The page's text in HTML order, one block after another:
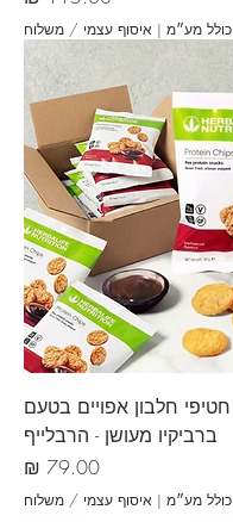
כולל מע״מ | איסוף עצמי / משלוח
מארז 10 חטיפי חלבון אפויים בטעם
ברביקיו מעושן - הרבלייף
מחיר
כולל מע״מ | איסוף עצמי / משלוח